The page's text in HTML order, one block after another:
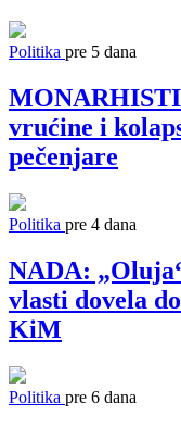
Politika pre 5 dana
vrućine i
pečenjare
Politika pre 4 dana
NADA:
vlasti dovela
KiM
Politika pre 6 dana